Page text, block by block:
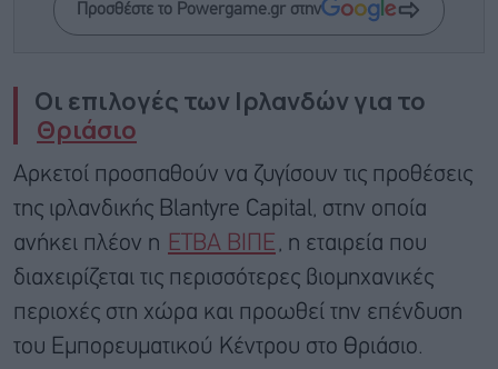
Προσθέστε το Powergame.gr στην
Οι επιλογές των Ιρλανδών για το
Θριάσιο
Αρκετοί προσπαθούν να ζυγίσουν τις προθέσεις
της ιρλανδικής Blantyre Capital, στην οποία
ανήκει πλέον η ΕΤΒΑ ΒΙΠΕ
, η εταιρεία που
διαχειρίζεται τις περισσότερες βιομηχανικές
περιοχές στη χώρα και προωθεί την επένδυση
του Εμπορευματικού Κέντρου στο Θριάσιο.